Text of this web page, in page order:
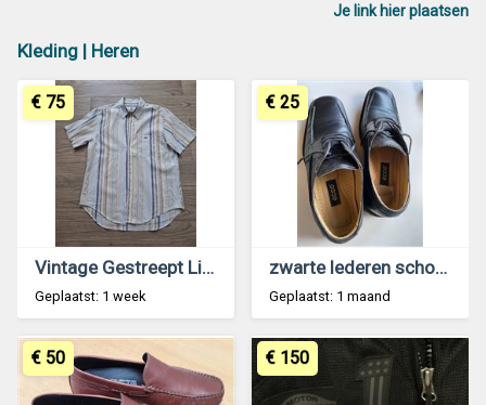
Je link hier plaatsen
Kleding | Heren
Vintage Gestreept Linnen Overhemd Lacoste - 42
Geplaatst: 1 week
€ 75
zwarte lederen schoen voor heren te koop
Geplaatst: 1 maand
€ 25
€ 50 € 150